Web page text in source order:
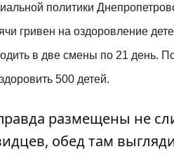
политики
гривен на оздоровление
в две смены по 21 день.
500 детей.
размещены не
обед там